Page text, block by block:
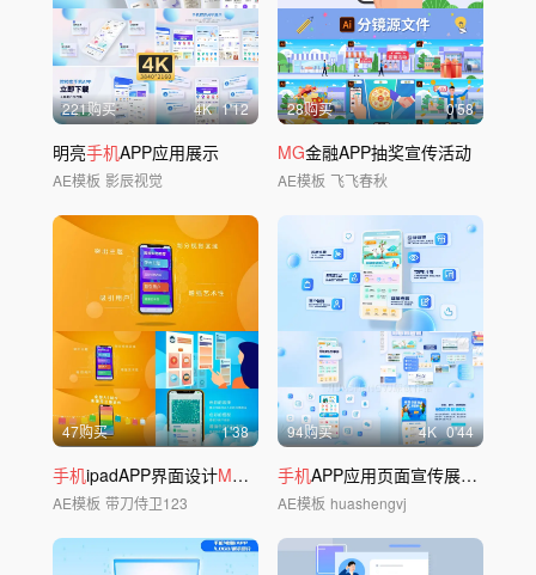
221购买 4K 1'12
明亮手机APP应用展示
AE模板 影辰视觉
28购买 0'58
MG金融APP抽奖宣传活动
AE模板 飞飞春秋
47购买 1'38
手机ipadAPP界面设计MG 动画
AE模板 带刀侍卫123
94购买 4K 0'44
手机APP应用页面宣传展示模板
AE模板 huashengvj